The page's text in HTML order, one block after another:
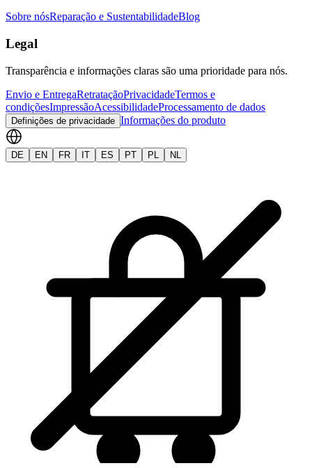
Sobre nósReparação e SustentabilidadeBlog
Legal
Transparência e informações claras são uma prioridade para nós.
Envio e EntregaRetrataçãoPrivacidadeTermos e
condiçõesImpressãoAcessibilidadeProcessamento de dados
Definições de privacidade Informações do produto
DE EN FR IT ES PT PL NL